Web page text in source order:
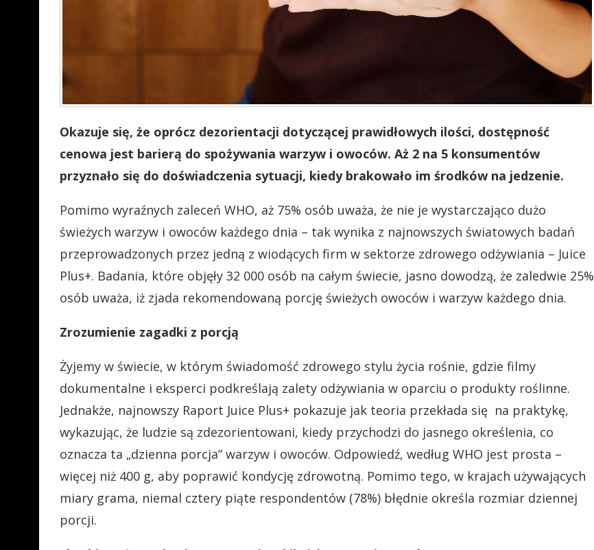
Okazuje się, że oprócz dezorientacji dotyczącej prawidłowych ilości, dostępność
cenowa jest barierą do spożywania warzyw i owoców. Aż 2 na 5 konsumentów
przyznało się do doświadczenia sytuacji, kiedy brakowało im środków na jedzenie.
Pomimo wyraźnych zaleceń WHO, aż 75% osób uważa, że nie je wystarczająco dużo
świeżych warzyw i owoców każdego dnia – tak wynika z najnowszych światowych badań
przeprowadzonych przez jedną z wiodących firm w sektorze zdrowego odżywiania – Juice
Plus+. Badania, które objęły 32 000 osób na całym świecie, jasno dowodzą, że zaledwie 25%
osób uważa, iż zjada rekomendowaną porcję świeżych owoców i warzyw każdego dnia.
Zrozumienie zagadki z porcją
Żyjemy w świecie, w którym świadomość zdrowego stylu życia rośnie, gdzie filmy
dokumentalne i eksperci podkreślają zalety odżywiania w oparciu o produkty roślinne.
Jednakże, najnowszy Raport Juice Plus+ pokazuje jak teoria przekłada się na praktykę,
wykazując, że ludzie są zdezorientowani, kiedy przychodzi do jasnego określenia, co
oznacza ta „dzienna porcja” warzyw i owoców. Odpowiedź, według WHO jest prosta –
więcej niż 400 g, aby poprawić kondycję zdrowotną. Pomimo tego, w krajach używających
miary grama, niemal cztery piąte respondentów (78%) błędnie określa rozmiar dziennej
porcji.